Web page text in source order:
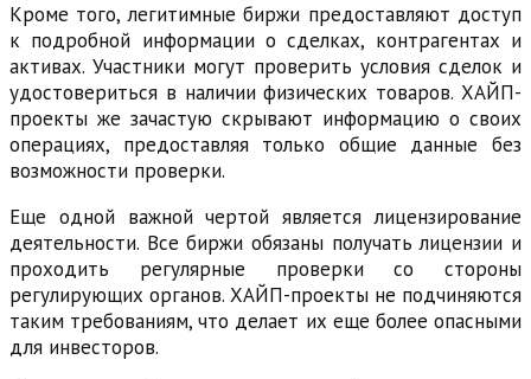
Кроме того, легитимные биржи предоставляют доступ
к подробной информации о сделках, контрагентах и
активах. Участники могут проверить условия сделок и
удостовериться в наличии физических товаров. ХАЙП-
проекты же зачастую скрывают информацию о своих
операциях, предоставляя только общие данные без
возможности проверки.
Еще одной важной чертой является лицензирование
деятельности. Все биржи обязаны получать лицензии и
проходить регулярные проверки со стороны
регулирующих органов. ХАЙП-проекты не подчиняются
таким требованиям, что делает их еще более опасными
для инвесторов.